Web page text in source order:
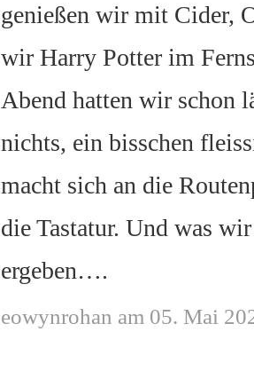
genießen wir mit Cider,
wir Harry Potter im
Abend hatten wir schon
nichts, ein bisschen
macht sich an die
die Tastatur. Und was
ergeben….
eowynrohan am 05. Mai